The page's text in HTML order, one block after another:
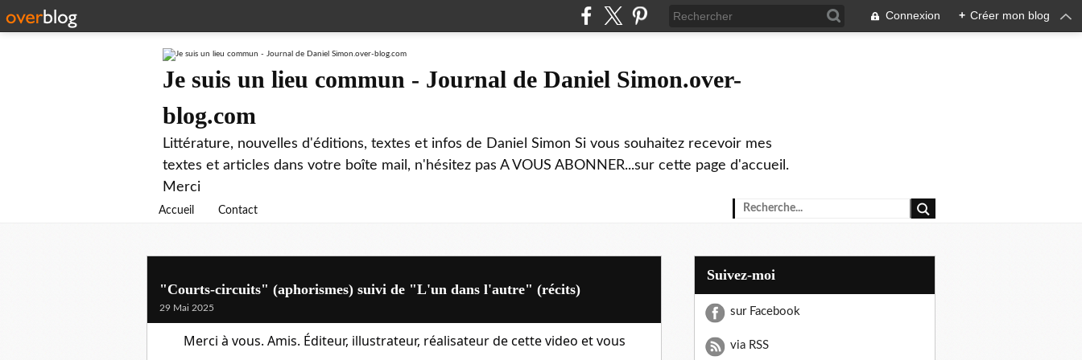
Connexion + Créer mon blog
Je suis un lieu commun - Journal de Daniel Simon.over-
blog.com
Littérature, nouvelles d'éditions, textes et infos de Daniel Simon Si vous souhaitez recevoir mes
textes et articles dans votre boîte mail, n'hésitez pas A VOUS ABONNER...sur cette page d'accueil.
Merci
Accueil Contact
"Courts-circuits" (aphorismes) suivi de "L'un dans l'autre" (récits)
29 Mai 2025
Merci à vous. Amis. Éditeur, illustrateur, réalisateur de cette video et vous
Suivez-moi
sur Facebook
via RSS